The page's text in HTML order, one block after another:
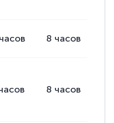
все детали.
литературы,
система
ни на
часов 8 часов
8 часов